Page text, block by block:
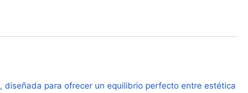
, diseñada para ofrecer un equilibrio perfecto entre estética